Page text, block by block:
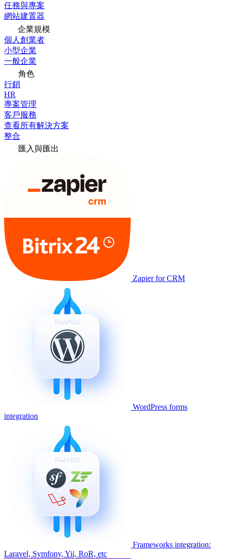
任務與專案
網站建置器
企業規模
個人創業者
小型企業
一般企業
角色
行銷
HR
專案管理
客戶服務
查看所有解決方案
整合
匯入與匯出
Zapier for CRM
WordPress forms
integration
Frameworks integration:
Laravel, Symfony, Yii, RoR, etc